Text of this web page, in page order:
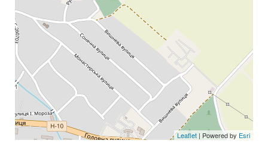
Leaflet | Powered by Esri